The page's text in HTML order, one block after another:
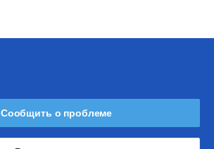
Сообщить о проблеме